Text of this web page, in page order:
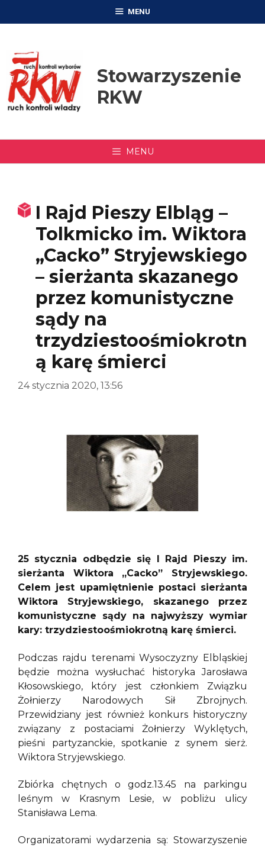
MENU
Stowarzyszenie
RKW
MENU
I Rajd Pieszy Elbląg –
Tolkmicko im. Wiktora
„Cacko” Stryjewskiego
– sierżanta skazanego
przez komunistyczne
sądy na
trzydziestoośmiokrotn
ą karę śmierci
24 stycznia 2020, 13:56
25 stycznia odbędzie się I Rajd Pieszy im.
sierżanta Wiktora „Cacko” Stryjewskiego.
Celem jest upamiętnienie postaci sierżanta
Wiktora Stryjewskiego, skazanego przez
komunistyczne sądy na najwyższy wymiar
kary: trzydziestoośmiokrotną karę śmierci.
Podczas rajdu terenami Wysoczyzny Elbląskiej
będzie można wysłuchać historyka Jarosława
Kłosowskiego, który jest członkiem Związku
Żołnierzy Narodowych Sił Zbrojnych.
Przewidziany jest również konkurs historyczny
związany z postaciami Żołnierzy Wyklętych,
pieśni partyzanckie, spotkanie z synem sierż.
Wiktora Stryjewskiego.
Zbiórka chętnych o godz.13.45 na parkingu
leśnym w Krasnym Lesie, w pobliżu ulicy
Stanisława Lema.
Organizatorami wydarzenia są: Stowarzyszenie